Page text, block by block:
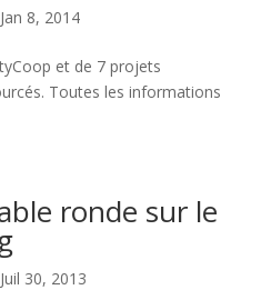
Jan 8, 2014
et de 7 projets
Toutes les informations
ronde sur le
Juil 30, 2013